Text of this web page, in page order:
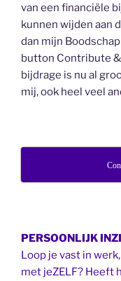
van een financiële
kunnen wijden aan
dan mijn
button Contribute
bijdrage is nu al
mij, ook heel veel
PERSOONLIJK
Loop je vast in
met jeZELF? Heeft